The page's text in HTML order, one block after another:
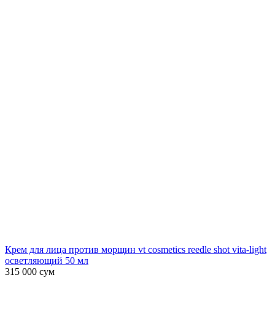
Крем для лица против морщин vt cosmetics reedle shot vita-light
осветляющий 50 мл
315 000 сум